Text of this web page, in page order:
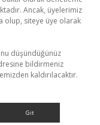
Ancak, üyelerimiz
olup, siteye üye olarak
düşündüğünüz
bildirmeniz
kaldırılacaktır.